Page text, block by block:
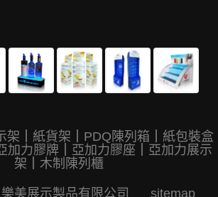
架 紙貨架 PDQ陳列箱
紙包裝盒
加力膠牌 亞加力膠座
亞加力展示
架
木制陳列櫃
美展示製品有限公司 sitemap